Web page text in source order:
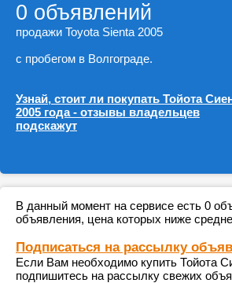
0 объявлений
продажи Toyota Sienta 2005
с пробегом в Волгограде.
Узнай, стоит ли покупать Тойота
2005 года - отзывы владельцев
подскажут
В данный момент на сервисе есть 0
объявления, цена которых ниже
Подписаться на рассылку
Если Вам необходимо купить Тойота
подпишитесь на рассылку свежих